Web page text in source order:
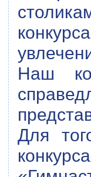
Наш
Для